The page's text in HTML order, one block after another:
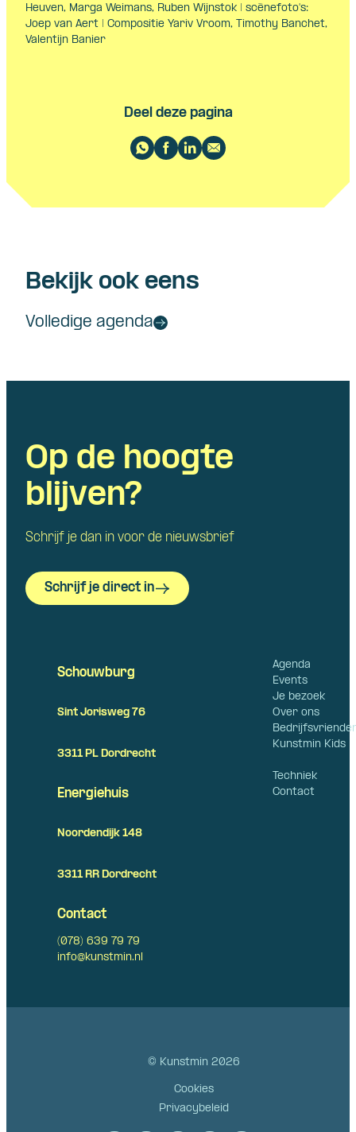
Heuven, Marga Weimans, Ruben Wijnstok | scènefoto's:
Joep van Aert | Compositie Yariv Vroom, Timothy Banchet,
Valentijn Banier
Deel deze pagina
Bekijk ook eens
Volledige agenda
Op de hoogte
blijven?
Schrijf je dan in voor de nieuwsbrief
Schrijf je direct in
Agenda
Events
Je bezoek
Over ons
Kunstmin Kids
Techniek
Contact
Schouwburg
Sint Jorisweg 76
3311 PL Dordrecht
Energiehuis
Noordendijk 148
3311 RR Dordrecht
Contact
(078) 639 79 79
info@kunstmin.nl
© Kunstmin 2026
Cookies
Privacybeleid